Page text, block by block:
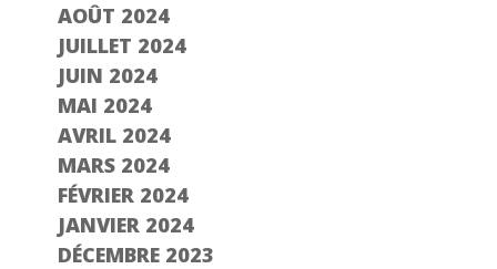
AOÛT 2024
JUILLET 2024
JUIN 2024
MAI 2024
AVRIL 2024
MARS 2024
FÉVRIER 2024
JANVIER 2024
DÉCEMBRE 2023